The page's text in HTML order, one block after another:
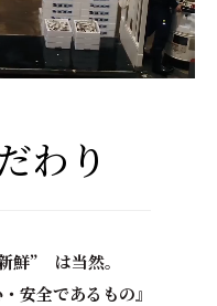
わり
” は当然。
安全であるもの』